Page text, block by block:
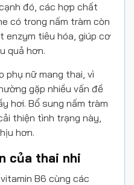
đó, các hợp chất
có trong nấm tràm còn
enzym tiêu hóa, giúp cơ
quả hơn.
phụ nữ mang thai, vì
gặp nhiều vấn đề
hơi. Bổ sung nấm tràm
thiện tình trạng này,
hơn.
của thai nhi
B6 cùng các